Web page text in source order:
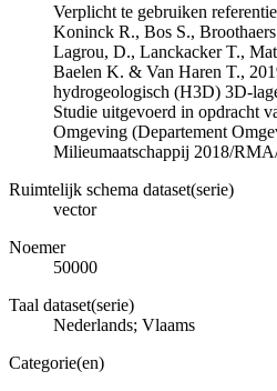
Verplicht te gebruiken
Koninck R., Bos S.,
Lagrou, D., Lanckacker T.,
Baelen K. & Van Haren T.,
hydrogeologisch (H3D) 3D-
Studie uitgevoerd in opdracht
Omgeving (Departement
Milieumaatschappij 2018/
Ruimtelijk schema dataset(serie)
vector
Noemer
50000
Taal dataset(serie)
Nederlands; Vlaams
Categorie(en)